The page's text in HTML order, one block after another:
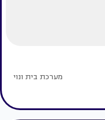
מערכת בית ונוי